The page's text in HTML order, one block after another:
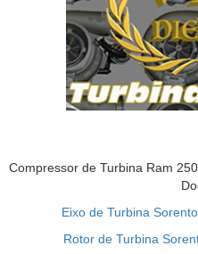
Compressor de Turbina Ram
Eixo de Turbina
Rotor de Turbina